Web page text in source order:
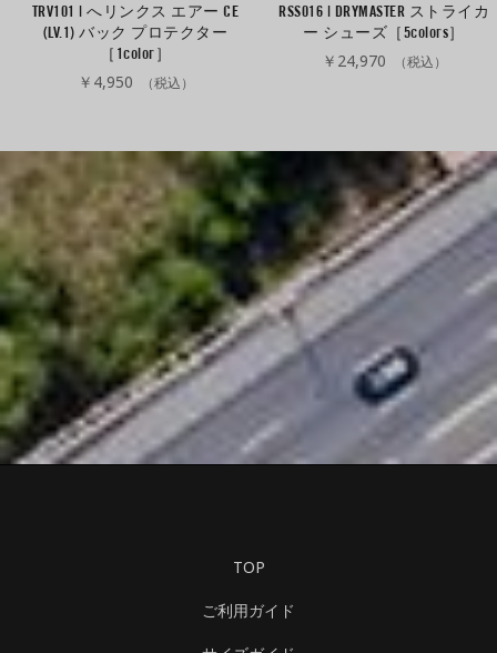
TRV101 | へリンクス エアー CE
(LV.1) バック プロテクター
［1color］
￥4,950 （税込）
RSS016 | DRYMASTER ストライカ
ー シューズ［5colors］
￥24,970 （税込）
TOP
ご利用ガイド